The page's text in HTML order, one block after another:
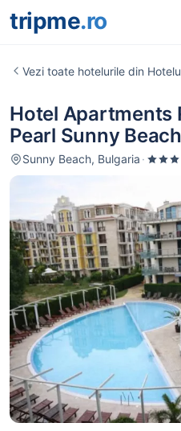
tripme.ro
Vezi toate hotelurile din
Hotel Apartments
Pearl Sunny Beach
Sunny Beach, Bulgaria ·